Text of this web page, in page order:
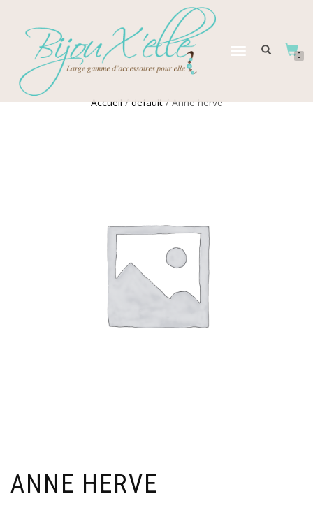
DÉPLIER
0
Accueil/default/ Anne herve
ANNE HERVE